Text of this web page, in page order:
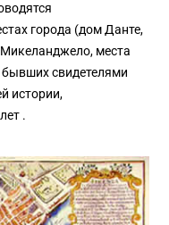
города (дом Данте,
Микеланджело, места
бывших свидетелями
истории,
.